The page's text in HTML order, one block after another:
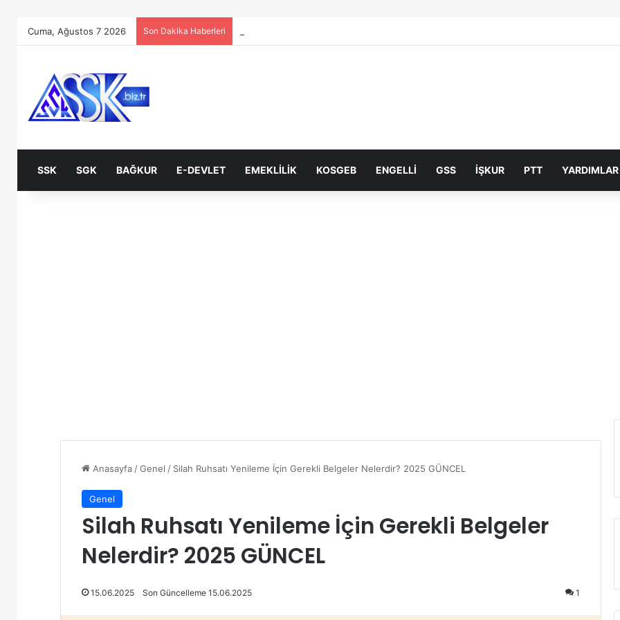
Cuma, Ağustos 7 2026 Son Dakika Haberleri
SSK SGK BAĞKUR E-DEVLET EMEKLILIK KOSGEB ENGELLI GSS İŞKUR PTT YARDIMLAR
Anasayfa /Genel / Silah Ruhsatı Yenileme İçin Gerekli Belgeler Nelerdir? 2025 GÜNCEL
Genel
Silah Ruhsatı Yenileme İçin Gerekli Belgeler
Nelerdir? 2025 GÜNCEL
15.06.2025 Son Güncelleme 15.06.2025 1